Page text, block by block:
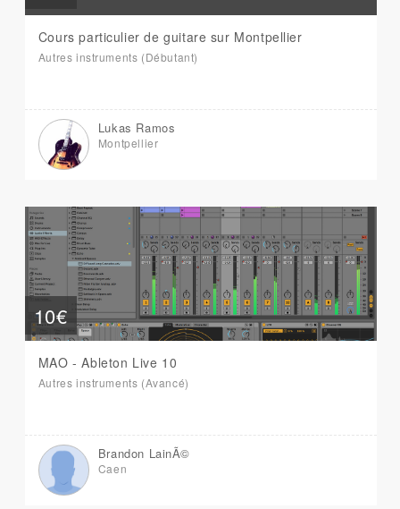
Cours particulier de guitare sur Montpellier
Autres instruments (Débutant)
Lukas Ramos
Montpellier
10€
MAO - Ableton Live 10
Autres instruments (Avancé)
Brandon LainÃ©
Caen